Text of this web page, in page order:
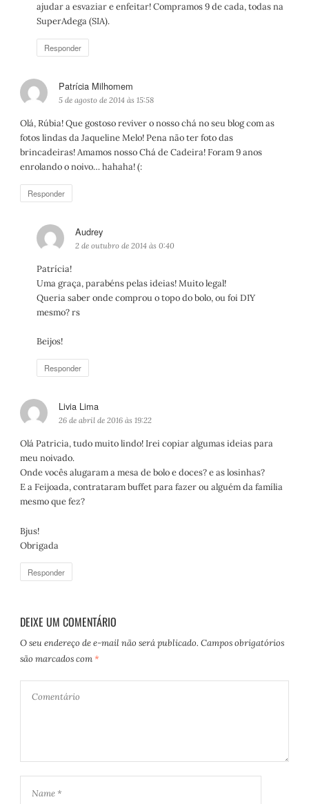
:
ajudar a esvaziar e enfeitar! Compramos 9 de cada, todas na
SuperAdega (SIA).
Responder
Patrícia Milhomem
i
s
e
:
5 de agosto de 2014 às 15:58
Olá, Rúbia! Que gostoso reviver o nosso chá no seu blog com as
fotos lindas da Jaqueline Melo! Pena não ter foto das
brincadeiras! Amamos nosso Chá de Cadeira! Foram 9 anos
enrolando o noivo… hahaha! (:
Responder
Audrey
i
e
:
2 de outubro de 2014 às 0:40
Patrícia!
Uma graça, parabéns pelas ideias! Muito legal!
Queria saber onde comprou o topo do bolo, ou foi DIY
mesmo? rs
Beijos!
Responder
Livia Lima
i
s
:
26 de abril de 2016 às 19:22
Olá Patricia, tudo muito lindo! Irei copiar algumas ideias para
meu noivado.
Onde vocês alugaram a mesa de bolo e doces? e as losinhas?
E a Feijoada, contrataram buffet para fazer ou alguém da família
mesmo que fez?
Bjus!
Obrigada
Responder
DEIXE UM COMENTÁRIO
O seu endereço de e-mail não será publicado. Campos obrigatórios
são marcados com *